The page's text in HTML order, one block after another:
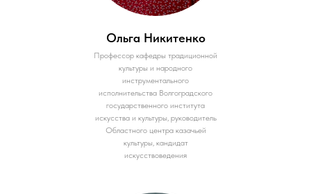
Ольга Никитенко
Профессор кафедры традиционной
культуры и народного
инструментального
исполнительства Волгоградского
государственного института
искусства и культуры, руководитель
Областного центра казачьей
культуры, кандидат
искусствоведения